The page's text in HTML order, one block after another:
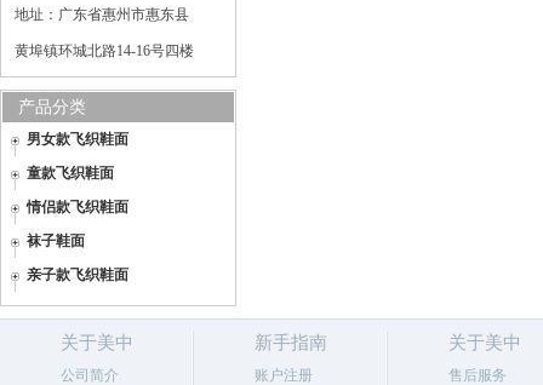
地址：广东省惠州市惠东县
黄埠镇环城北路14-16号四楼
产品分类
男女款飞织鞋面
童款飞织鞋面
情侣款飞织鞋面
袜子鞋面
亲子款飞织鞋面
关于美中
公司简介
新手指南
账户注册
关于美中
售后服务